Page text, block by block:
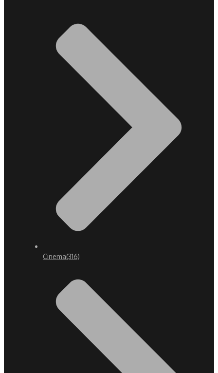
Cinema(316)